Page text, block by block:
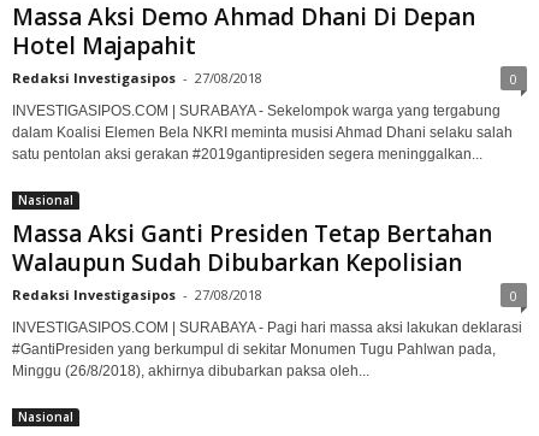
Massa Aksi Demo Ahmad Dhani Di Depan
Hotel Majapahit
Redaksi Investigasipos - 27/08/2018 0
INVESTIGASIPOS.COM | SURABAYA - Sekelompok warga yang tergabung
dalam Koalisi Elemen Bela NKRI meminta musisi Ahmad Dhani selaku salah
satu pentolan aksi gerakan #2019gantipresiden segera meninggalkan...
Nasional
Massa Aksi Ganti Presiden Tetap Bertahan
Walaupun Sudah Dibubarkan Kepolisian
Redaksi Investigasipos - 27/08/2018 0
INVESTIGASIPOS.COM | SURABAYA - Pagi hari massa aksi lakukan deklarasi
#GantiPresiden yang berkumpul di sekitar Monumen Tugu Pahlwan pada,
Minggu (26/8/2018), akhirnya dibubarkan paksa oleh...
Nasional